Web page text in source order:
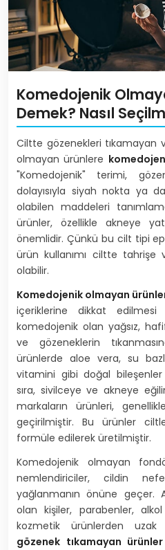
Komedojenik
Demek? Nasıl
Ciltte gözenekleri tıkamayan
olmayan ürünlere
"Komedojenik" terimi,
dolayısıyla siyah nokta ya
olabilen maddeleri
ürünler, özellikle akneye
önemlidir. Çünkü bu cilt tipi
ürün kullanımı ciltte tahrişe
olabilir.
Komedojenik olmayan
içeriklerine dikkat
komedojenik olan yağsız,
ve gözeneklerin
ürünlerde aloe vera, su
vitamini gibi doğal bileşenler
sıra, sivilceye ve akneye
markaların ürünleri,
geçirilmiştir. Bu ürünler
formüle edilerek üretilmiştir.
Komedojenik olmayan
nemlendiriciler, cildin
yağlanmanın önüne geçer.
olan kişiler, parabenler,
kozmetik ürünlerden uzak
gözenek tıkamayan ürünler